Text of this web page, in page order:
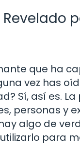
Revelado
que ha
vez has
Sí, así es.
personas y
algo de
para